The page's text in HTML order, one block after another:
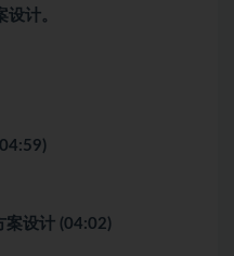
计。
案设计 (04:02)